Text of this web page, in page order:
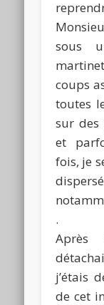
sous
coups
toutes
sur des
et
fois, je
.
j’étais
de cet